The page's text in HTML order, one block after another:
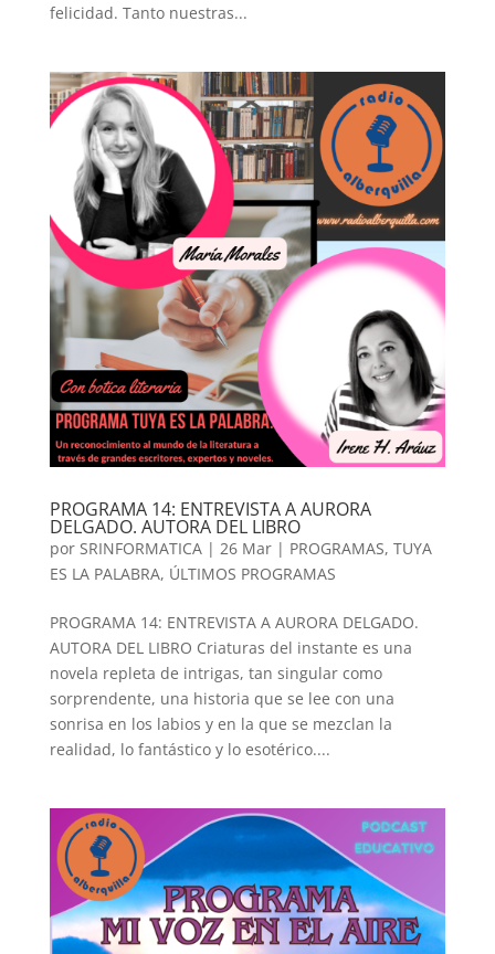
felicidad. Tanto nuestras...
PROGRAMA 14: ENTREVISTA A AURORA
DELGADO. AUTORA DEL LIBRO
por SRINFORMATICA| 26 Mar| PROGRAMAS, TUYA
ES LA PALABRA, ÚLTIMOS PROGRAMAS
PROGRAMA 14: ENTREVISTA A AURORA DELGADO.
AUTORA DEL LIBRO Criaturas del instante es una
novela repleta de intrigas, tan singular como
sorprendente, una historia que se lee con una
sonrisa en los labios y en la que se mezclan la
realidad, lo fantástico y lo esotérico....